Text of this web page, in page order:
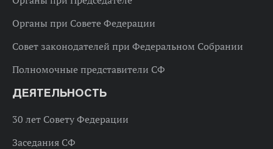
Органы при Совете Федерации
Совет законодателей при Федеральном Собрании
Полномочные представители СФ
ДЕЯТЕЛЬНОСТЬ
30 лет Совету Федерации
Заседания СФ